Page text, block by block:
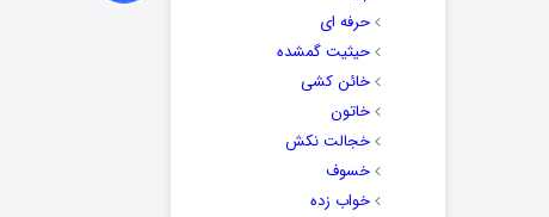
حرفه ای
حیثیت گمشده
خائن کشی
خاتون
خجالت نکش
خسوف
خواب زده